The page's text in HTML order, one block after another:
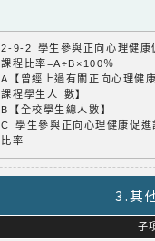
2-9-2 學生參與正向心理健康
課程比率=A÷B×100％
A【曾經上過有關正向心理健
課程學生人 數】
B【全校學生總人數】
C 學生參與正向心理健康促進
比率
3.其
子